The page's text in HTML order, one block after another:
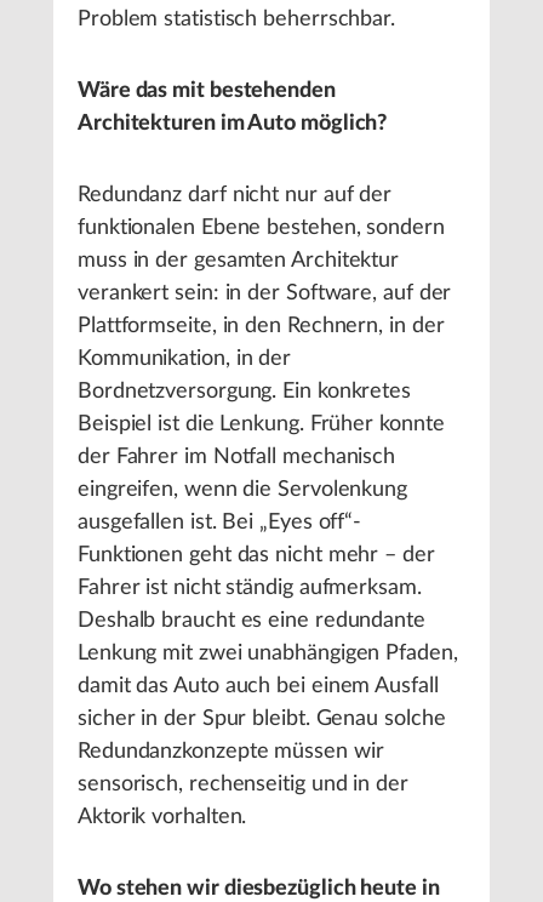
Problem statistisch beherrschbar.
Wäre das mit bestehenden
Architekturen im Auto möglich?
Redundanz darf nicht nur auf der
funktionalen Ebene bestehen, sondern
muss in der gesamten Architektur
verankert sein: in der Software, auf der
Plattformseite, in den Rechnern, in der
Kommunikation, in der
Bordnetzversorgung. Ein konkretes
Beispiel ist die Lenkung. Früher konnte
der Fahrer im Notfall mechanisch
eingreifen, wenn die Servolenkung
ausgefallen ist. Bei „Eyes off“-
Funktionen geht das nicht mehr – der
Fahrer ist nicht ständig aufmerksam.
Deshalb braucht es eine redundante
Lenkung mit zwei unabhängigen Pfaden,
damit das Auto auch bei einem Ausfall
sicher in der Spur bleibt. Genau solche
Redundanzkonzepte müssen wir
sensorisch, rechenseitig und in der
Aktorik vorhalten.
Wo stehen wir diesbezüglich heute in